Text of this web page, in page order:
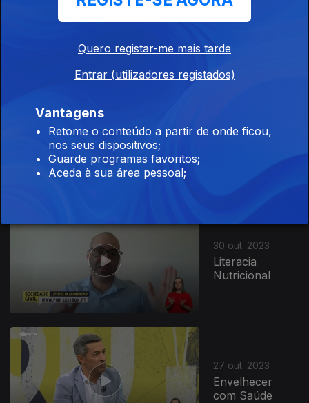
31 out. 2023
A Maior Aliança
30 out. 2023
Literacia
Nutricional
27 out. 2023
Envelhecer
com Saúde
Quero registar-me mais tarde
Entrar (utilizadores registados)
Vantagens
Retome o conteúdo a partir de onde ficou,
nos seus dispositivos;
Guarde programas favoritos;
Aceda à sua área pessoal;